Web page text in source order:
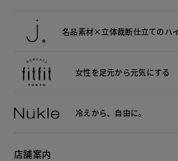
名品素材×立体裁断仕立てのハ
女性を足元から元気にする
冷えから、 自由に。
店舗案内